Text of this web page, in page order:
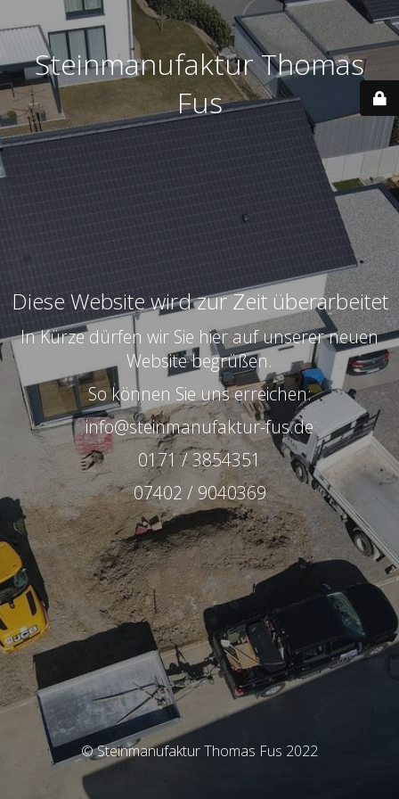
Steinmanufaktur Thomas
Fus
Diese Website wird zur Zeit überarbeitet
In Kürze dürfen wir Sie hier auf unserer neuen
Website begrüßen.
So können Sie uns erreichen:
info@steinmanufaktur-fus.de
0171 / 3854351
07402 / 9040369
© Steinmanufaktur Thomas Fus 2022